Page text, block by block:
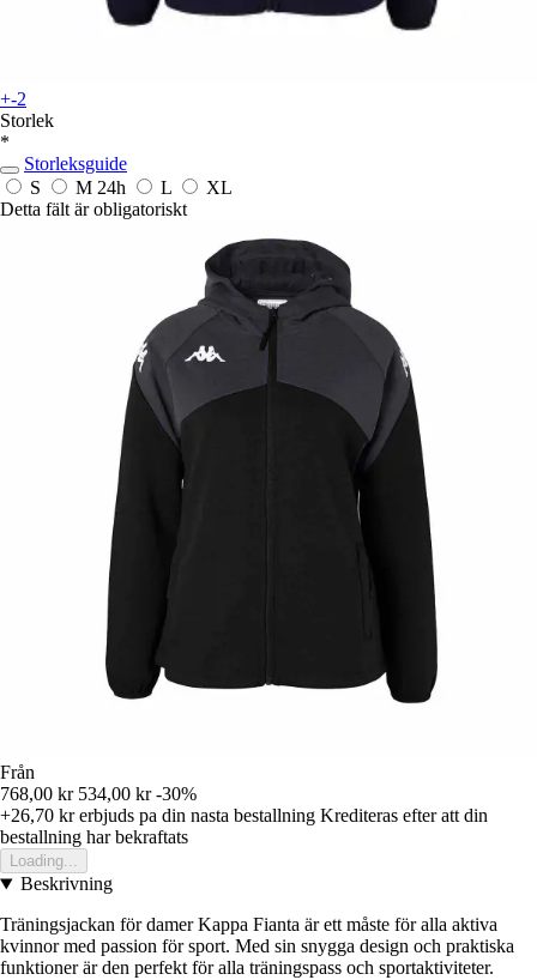
+-2
Storlek
*
Storleksguide
S
M 24h L
XL
Detta fält är obligatoriskt
Från
768,00 kr 534,00 kr -30%
+26,70 krerbjuds pa din nasta bestallning Krediteras efter att din
bestallning har bekraftats
Loading...
Beskrivning
Träningsjackan för damer Kappa Fianta är ett måste för alla aktiva
kvinnor med passion för sport. Med sin snygga design och praktiska
funktioner är den perfekt för alla träningspass och sportaktiviteter.